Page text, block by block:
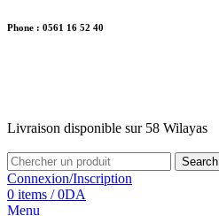
Phone : 0561 16 52 40
Livraison disponible sur 58 Wilayas
Search
Connexion/Inscription
0 items / 0DA
Menu